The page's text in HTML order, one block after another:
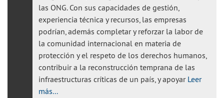
las ONG. Con sus capacidades de gestión,
experiencia técnica y recursos, las empresas
podrían, además completar y reforzar la labor de
la comunidad internacional en materia de
protección y el respeto de los derechos humanos,
contribuir a la reconstrucción temprana de las
infraestructuras críticas de un país, y apoyar Leer
más...